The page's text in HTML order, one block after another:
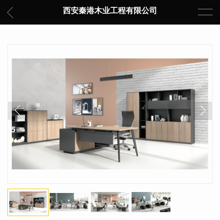
西安秦港木业工程有限公司